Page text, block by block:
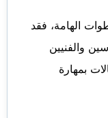
الهامة، فقد
والفنيين
بمهارة